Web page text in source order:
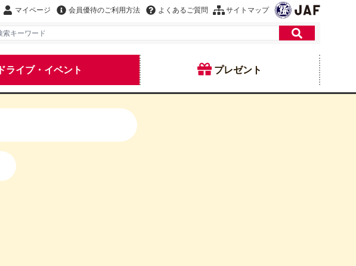
マイページ 会員優待のご利用方法 よくあるご質問 サイトマップ
ドライブ・イベント プレゼント